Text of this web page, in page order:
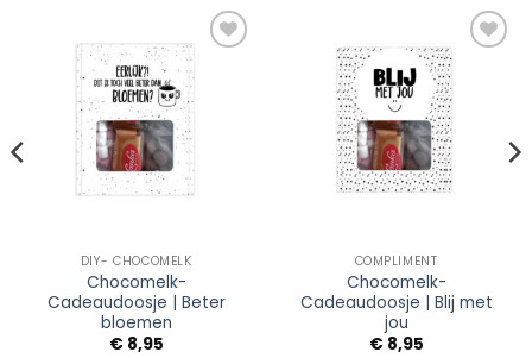
Wishlist
DIY- CHOCOMELK
Chocomelk-
Cadeaudoosje | Beter
bloemen
€8,95
Wishlist
COMPLIMENT
Chocomelk-
Cadeaudoosje | Blij met
jou
€8,95